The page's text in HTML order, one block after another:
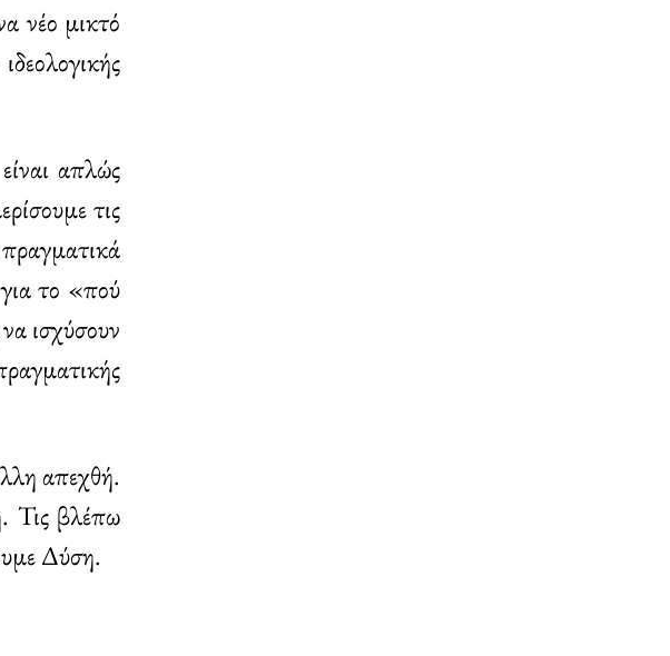
νέο μικτό
απλώς
τις
πραγματικά
το «πού
ισχύσουν
απεχθή.
Τις βλέπω
Δύση.